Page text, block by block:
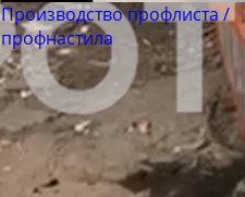
Производство профлиста /
профнастила